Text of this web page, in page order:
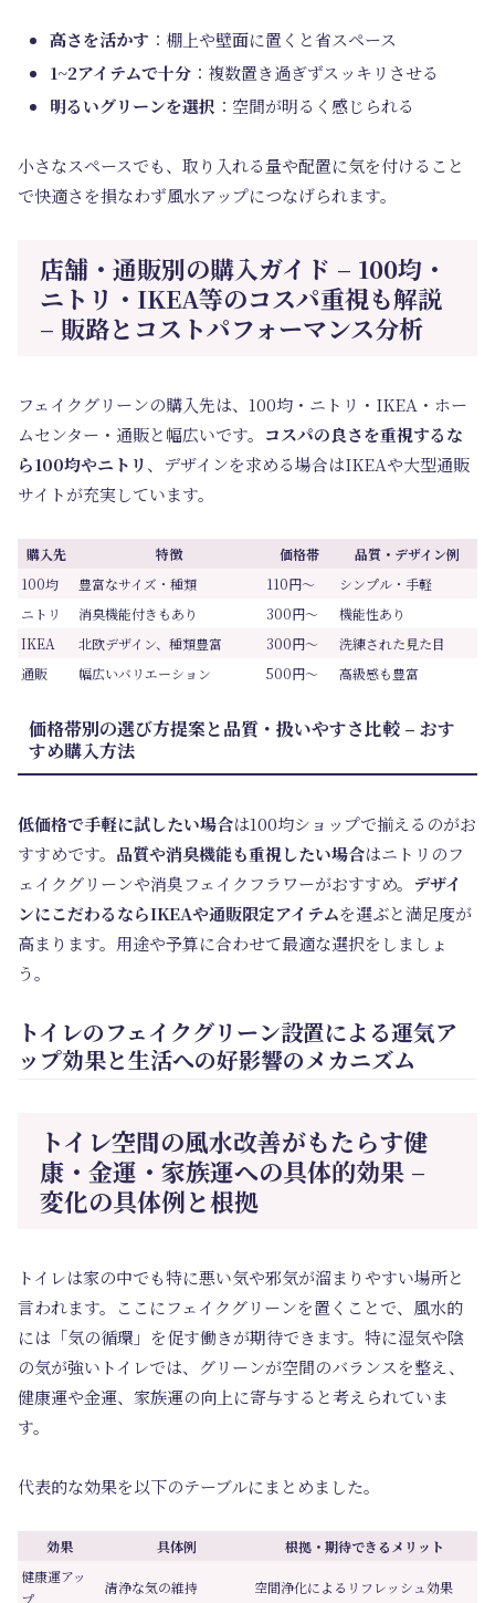
高さを活かす ：棚上や壁面に置くと省スペース
1~2アイテムで十分 ：複数置き過ぎずスッキリさせる
明るいグリーンを選択 ：空間が明るく感じられる
小さなスペースでも、取り入れる量や配置に気を付けること
で快適さを損なわず風水アップにつなげられます。
店舗・通販別の購入ガイド – 100均・
ニトリ・IKEA等のコスパ重視も解説
– 販路とコストパフォーマンス分析
フェイクグリーンの購入先は、100均・ニトリ・IKEA・ホー
ムセンター・通販と幅広いです。 コスパの良さを重視するな
ら100均やニトリ、デザインを求める場合はIKEAや大型通販
サイトが充実しています。
購入先 特徴 価格帯
品質・デザイン例
100均
豊富なサイズ・種類 110円～
シンプル・手軽
ニトリ
消臭機能付きもあり 300円～
機能性あり
IKEA
北欧デザイン、種類豊富 300円～
洗練された見た目
通販
幅広いバリエーション 500円～ 高級感も豊富
価格帯別の選び方提案と品質・扱いやすさ比較 – おす
すめ購入方法
低価格で手軽に試したい場合は100均ショップで揃えるのがお
すすめです。 品質や消臭機能も重視したい場合はニトリのフ
ェイクグリーンや消臭フェイクフラワーがおすすめ。 デザイ
ンにこだわるならIKEAや通販限定アイテムを選ぶと満足度が
高まります。用途や予算に合わせて最適な選択をしましょ
う。
トイレのフェイクグリーン設置による運気ア
ップ効果と生活への好影響のメカニズム
トイレ空間の風水改善がもたらす健
康・金運・家族運への具体的効果 –
変化の具体例と根拠
トイレは家の中でも特に悪い気や邪気が溜まりやすい場所と
言われます。ここにフェイクグリーンを置くことで、風水的
には「気の循環」を促す働きが期待できます。特に湿気や陰
の気が強いトイレでは、グリーンが空間のバランスを整え、
健康運や金運、家族運の向上に寄与すると考えられていま
す。
代表的な効果を以下のテーブルにまとめました。
効果 具体例
根拠・期待できるメリット
健康運アッ
プ
清浄な気の維持 空間浄化によるリフレッシュ効果